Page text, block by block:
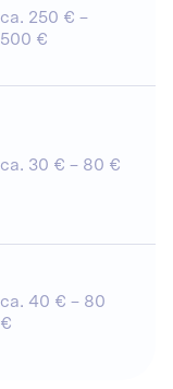
ca. 250 € –
500 €
ca. 30 € – 80 €
ca. 40 € – 80
€